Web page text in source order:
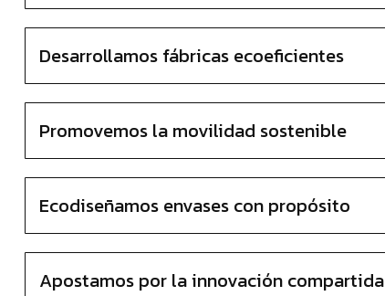
Desarrollamos fábricas ecoeficientes
Promovemos la movilidad sostenible
Ecodiseñamos envases con propósito
Apostamos por la innovación compartida